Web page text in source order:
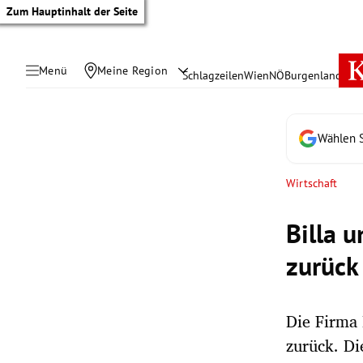
Zum Hauptinhalt der Seite
Menü Meine Region SchlagzeilenWienNÖBurgenland
Wählen
Wirtschaft
Billa
zurück
Die
zurück.